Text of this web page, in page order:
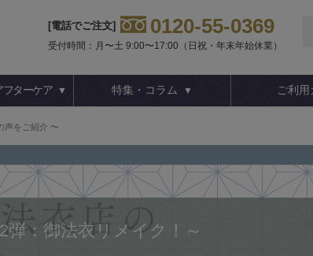
[電話でご注文] 0120-55-0369
受付時間：月〜土 9:00〜17:00（日祝・年末年始休業）
フターケア 特集・コラム ご利用
声をご紹介 〜
：御法衣リメイク！